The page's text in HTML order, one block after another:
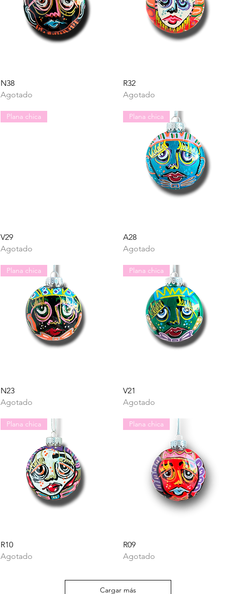
N38
Agotado
R32
Agotado
Plana chica
V29
Agotado
Plana chica
A28
Agotado
Plana chica
N23
Agotado
Plana chica
V21
Agotado
Plana chica
R10
Agotado
Plana chica
R09
Agotado
Cargar más